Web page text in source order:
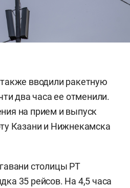
вводили ракетную
два часа ее отменили.
на прием и выпуск
Казани и Нижнекамска
столицы РТ
35 рейсов. На 4,5 часа